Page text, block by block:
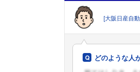
[大阪日産自
どのような人